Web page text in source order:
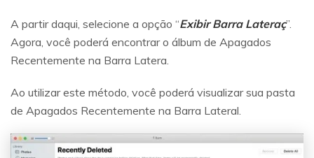
A partir daqui, selecione a opção “Exibir Barra Lateraç”.
Agora, você poderá encontrar o álbum de Apagados
Recentemente na Barra Latera.
Ao utilizar este método, você poderá visualizar sua pasta
de Apagados Recentemente na Barra Lateral.